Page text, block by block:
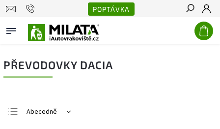
POPTÁVKA
Hledat
PŘEVODOVKY DACIA
Abecedně